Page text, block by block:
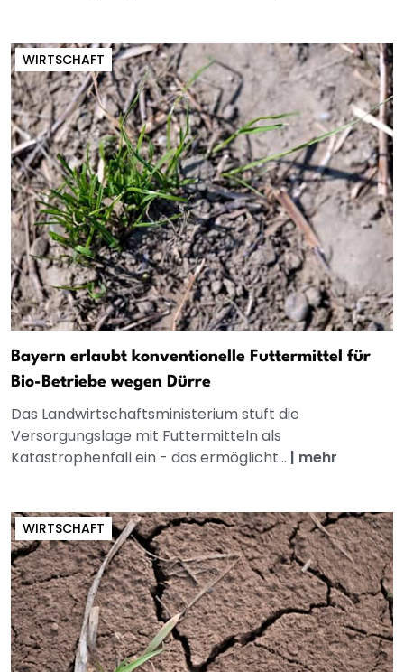
WIRTSCHAFT
Bayern erlaubt konventionelle Futtermittel für
Bio-Betriebe wegen Dürre
Das Landwirtschaftsministerium stuft die
Versorgungslage mit Futtermitteln als
Katastrophenfall ein - das ermöglicht... | mehr
WIRTSCHAFT